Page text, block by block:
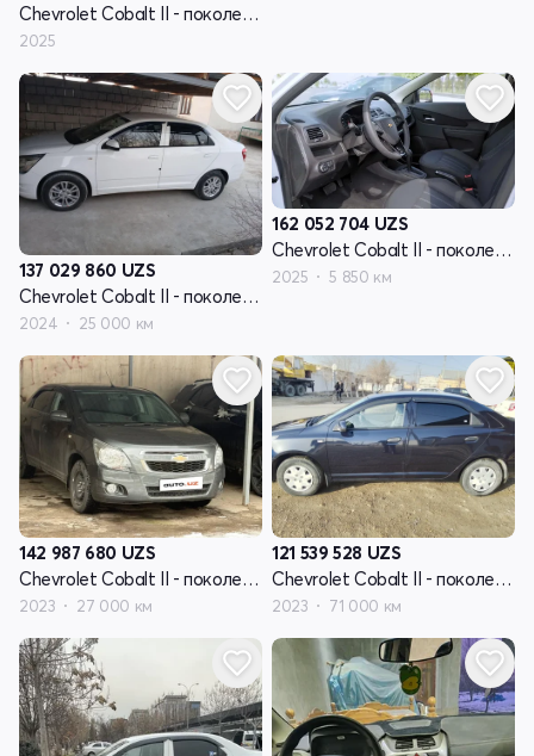
Chevrolet Cobalt II - поколение рестайлинг
2025
137 029 860 UZS
Chevrolet Cobalt II - поколение рестайлинг
2024 25 000 км
162 052 704 UZS
Chevrolet Cobalt II - поколение рестайлинг
2025 5 850 км
142 987 680 UZS
Chevrolet Cobalt II - поколение рестайлинг
2023 27 000 км
121 539 528 UZS
Chevrolet Cobalt II - поколение рестайлинг
2023 71 000 км